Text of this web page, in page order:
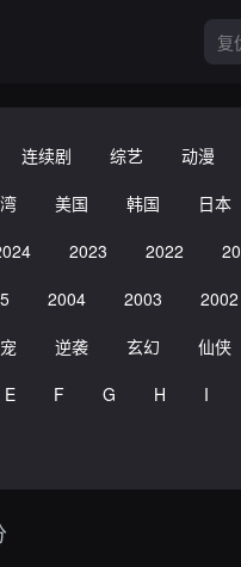
连续剧 综艺 动漫
美国 韩国 日本
2023 2022
2004 2003 2002
逆袭 玄幻 仙侠
E F G H I